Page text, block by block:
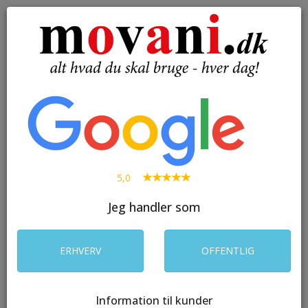
Toggle
5,0
Jeg handler som
ERHVERV OFFENTLIG
Information til kunder